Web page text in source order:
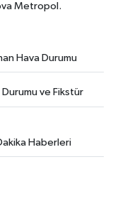
Metropol.
Hava Durumu
Durumu ve Fikstür
Haberleri